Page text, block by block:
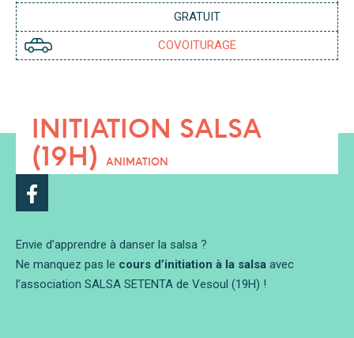
GRATUIT
COVOITURAGE
INITIATION SALSA
(19H)
ANIMATION
Envie d’apprendre à danser la salsa ?
Ne manquez pas le cours d’initiation à la salsa avec
l’association SALSA SETENTA de Vesoul (19H) !